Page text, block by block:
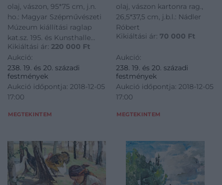
olaj, vászon, 95*75 cm, j.n.
ho.: Magyar Szépművészeti
Múzeum kiállítási raglap
kat.sz. 195. és Kunsthalle
Berlin kiállítási cimke
töredék
Kikiáltási ár: 220 000 Ft
Aukció:
238. 19. és 20. századi
festmények
Aukció időpontja: 2018-12-05
17:00
MEGTEKINTEM
olaj, vászon kartonra rag.,
26,5*37,5 cm, j.b.l.: Nádler
Róbert
Kikiáltási ár: 70 000 Ft
Aukció:
238. 19. és 20. századi
festmények
Aukció időpontja: 2018-12-05
17:00
MEGTEKINTEM